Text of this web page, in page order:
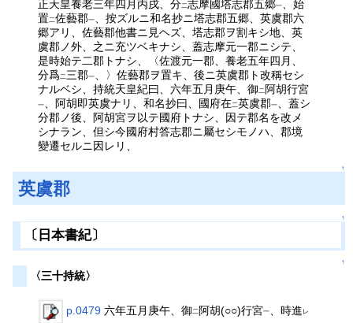
正天皇養老三年四月丙戌、分二志摩國塔志郡五郷一
、始
置二佐藝郡一
、按ズルニ和名抄ニ塔志郡五郷、英虞郡六
郷アリ、佐藝郡他書ニ見ヘズ、塔志郡ヲ割キシ地、英
虞郡ノ外、之ニ充ツベキナシ、蓋志摩元一郡ニシテ、
是時始テ二郡トナシ、〈佐渡元一郡、養老五年四月、
分爲二三郡一
、〉佐藝郡ヲ置キ、後ニ英虞郡ト改稱セシ
ナルベシ、持統天皇紀曰、六年五月庚午、御二 阿胡行宮
一 、阿胡即英虞ナリ、和名抄曰、國府在二英虞郡一
、蓋シ
分郡ノ後、阿胡宮ヲ以テ國府トナシ、因テ郡名を改メ
シナラン、但シ今國府村答志郡ニ屬セシモノハ、郡境
變遷セルニ因レリ、
↑
英虞郡
↑
〔日本書紀〕
↑
〈三十持統〉
p.0479 六年五月庚午、御二阿胡(○○)行宮一 、時進 レ